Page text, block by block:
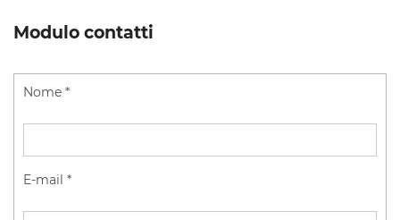
Modulo contatti
Nome *
E-mail *